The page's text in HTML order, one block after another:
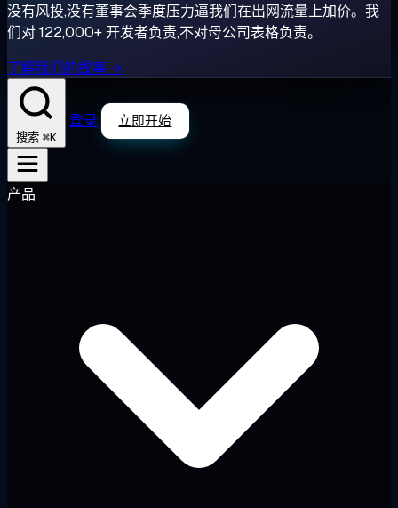
没有风投,没有董事会季度压力逼我们在出网流量上加价。我
们对 122,000+ 开发者负责,不对母公司表格负责。
了解我们的故事 →
搜索 ⌘K
登录 立即开始
产品